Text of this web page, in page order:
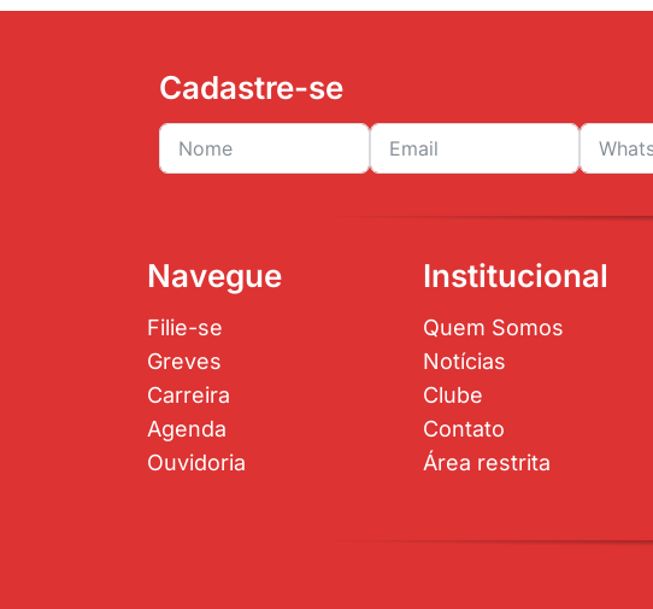
Cadastre-se
Navegue
Filie-se
Greves
Carreira
Agenda
Ouvidoria
Institucional
Quem Somos
Notícias
Clube
Contato
Área restrita